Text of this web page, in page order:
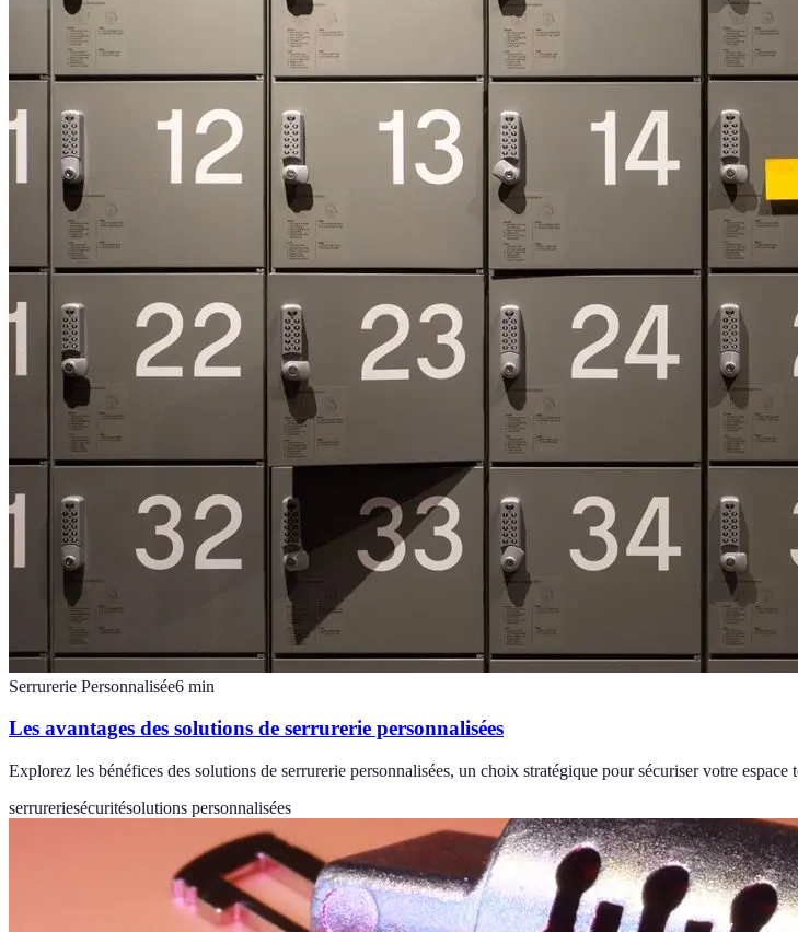
Serrurerie Personnalisée6 min
Les avantages des solutions de serrurerie personnalisées
Explorez les bénéfices des solutions de serrurerie personnalisées, un choix stratégique pour sécuriser votre espace
serrureriesécuritésolutions personnalisées